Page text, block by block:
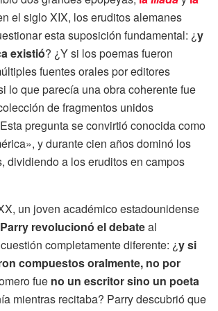
el siglo XIX, los eruditos alemanes
esta suposición fundamental: ¿y
existió? ¿Y si los poemas fueron
fuentes orales por editores
lo que parecía una obra coherente fue
de fragmentos unidos
pregunta se convirtió conocida como
y durante cien años dominó los
dividiendo a los eruditos en campos
un joven académico estadounidense
revolucionó el debateal
completamente diferente: ¿y si
compuestos oralmente, no por
fue no un escritor sino un poeta
mientras recitaba? Parry descubrió que